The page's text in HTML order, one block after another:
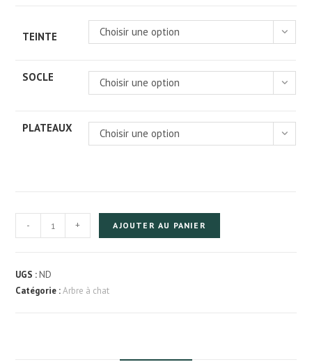
TEINTE Choisir une option
SOCLE Choisir une option
PLATEAUX Choisir une option
de
à
chat
- + AJOUTER AU PANIER
UGS : ND
Catégorie :Arbre à chat